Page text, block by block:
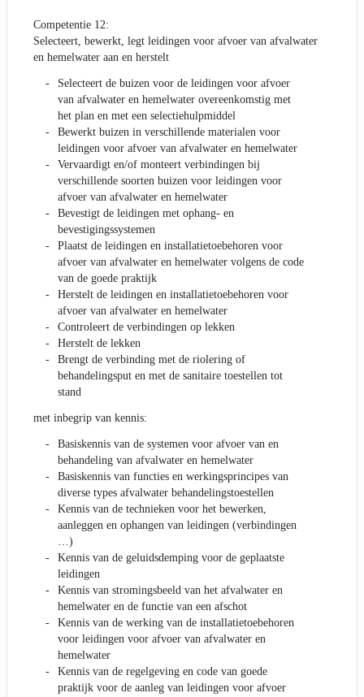
Competentie 12:
Selecteert, bewerkt, legt leidingen voor afvoer van afvalwater
en hemelwater aan en herstelt
Selecteert de buizen voor de leidingen voor afvoer
van afvalwater en hemelwater overeenkomstig met
het plan en met een selectiehulpmiddel
Bewerkt buizen in verschillende materialen voor
leidingen voor afvoer van afvalwater en hemelwater
Vervaardigt en/of monteert verbindingen bij
verschillende soorten buizen voor leidingen voor
afvoer van afvalwater en hemelwater
Bevestigt de leidingen met ophang- en
bevestigingssystemen
Plaatst de leidingen en installatietoebehoren voor
afvoer van afvalwater en hemelwater volgens de code
van de goede praktijk
Herstelt de leidingen en installatietoebehoren voor
afvoer van afvalwater en hemelwater
Controleert de verbindingen op lekken
Herstelt de lekken
Brengt de verbinding met de riolering of
behandelingsput en met de sanitaire toestellen tot
stand
met inbegrip van kennis:
Basiskennis van de systemen voor afvoer van en
behandeling van afvalwater en hemelwater
Basiskennis van functies en werkingsprincipes van
diverse types afvalwater behandelingstoestellen
Kennis van de technieken voor het bewerken,
aanleggen en ophangen van leidingen (verbindingen
…)
Kennis van de geluidsdemping voor de geplaatste
leidingen
Kennis van stromingsbeeld van het afvalwater en
hemelwater en de functie van een afschot
Kennis van de werking van de installatietoebehoren
voor leidingen voor afvoer van afvalwater en
hemelwater
Kennis van de regelgeving en code van goede
praktijk voor de aanleg van leidingen voor afvoer